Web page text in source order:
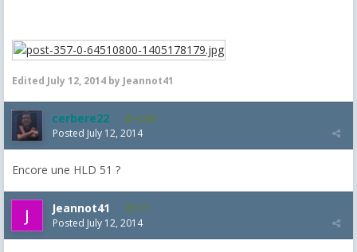
Edited July 12, 2014 by Jeannot41
cerbere22 4,385
Posted July 12, 2014
Encore une HLD 51 ?
Jeannot41 171
Posted July 12, 2014